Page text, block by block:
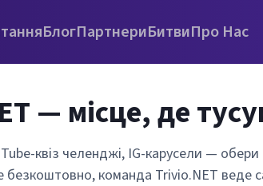
БлогПартнериБитвиПро Нас
— місце, де
квіз челенджі, IG-карусели —
безкоштовно, команда Trivio.NET веде